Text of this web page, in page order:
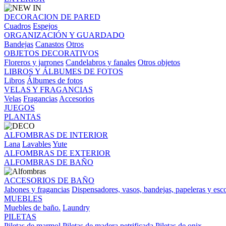
DECORACION DE PARED
Cuadros Espejos
ORGANIZACIÓN Y GUARDADO
Bandejas Canastos Otros
OBJETOS DECORATIVOS
Floreros y jarrones Candelabros y fanales Otros objetos
LIBROS Y ÁLBUMES DE FOTOS
Libros Álbumes de fotos
VELAS Y FRAGANCIAS
Velas Fragancias Accesorios
JUEGOS
PLANTAS
ALFOMBRAS DE INTERIOR
Lana LavablesYute
ALFOMBRAS DE EXTERIOR
ALFOMBRAS DE BAÑO
ACCESORIOS DE BAÑO
Jabones y fragancias Dispensadores, vasos, bandejas, papeleras y
MUEBLES
Muebles de baño. Laundry
PILETAS